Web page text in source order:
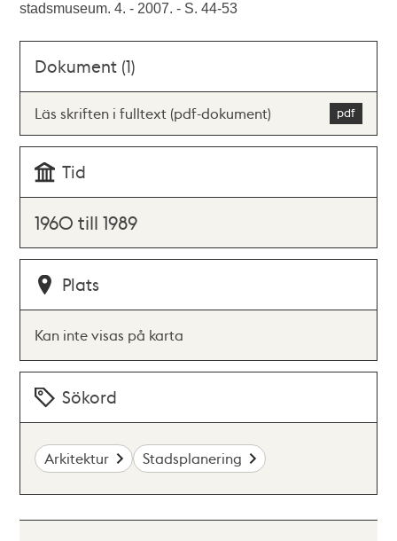
stadsmuseum. 4. - 2007. - S. 44-53
Dokument (1)
Läs skriften i fulltext (pdf-dokument)
Tid
1960 till 1989
Plats
Kan inte visas på karta
Sökord
Arkitektur Stadsplanering